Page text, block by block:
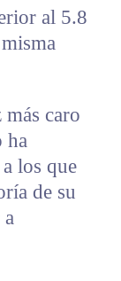
al 5.8
más caro
ha
los que
de su